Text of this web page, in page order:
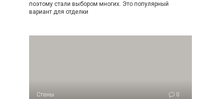
поэтому стали выбором многих. Это популярный
вариант для отделки
Стены 0